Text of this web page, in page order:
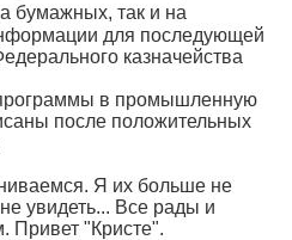
бумажных, так и на
для последующей
казначейства
в промышленную
после положительных
Я их больше не
увидеть... Все рады и
Привет "Кристе".